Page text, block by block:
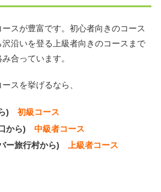
スが豊富です。初心者向きのコース
沿いを登る上級者向きのコースまで
合っています。
スを挙げるなら、
) 初級コース
から) 中級者コース
ー旅行村から) 上級者コース